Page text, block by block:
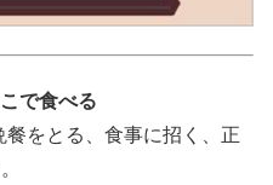
で食べる
をとる、食事に招く、正